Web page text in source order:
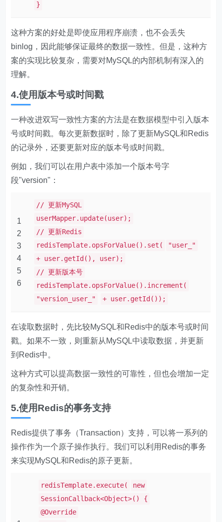
}
这种方案的好处是即使应用程序崩溃，也不会丢失
binlog，因此能够保证最终的数据一致性。但是，这种方
案的实现比较复杂，需要对MySQL的内部机制有深入的
理解。
4.使用版本号或时间戳
一种改进双写一致性方案的方法是在数据模型中引入版本
号或时间戳。每次更新数据时，除了更新MySQL和Redis
的记录外，还要更新对应的版本号或时间戳。
例如，我们可以在用户表中添加一个版本号字
段"version"：
1
2
3
4
5
6
// 更新MySQL
userMapper.update(user);
// 更新Redis
redisTemplate.opsForValue().set(
"user_"
+ user.getId(), user);
// 更新版本号
redisTemplate.opsForValue().increment(
"version_user_"
+ user.getId());
在读取数据时，先比较MySQL和Redis中的版本号或时间
戳。如果不一致，则重新从MySQL中读取数据，并更新
到Redis中。
这种方式可以提高数据一致性的可靠性，但也会增加一定
的复杂性和开销。
5.使用Redis的事务支持
Redis提供了事务（Transaction）支持，可以将一系列的
操作作为一个原子操作执行。我们可以利用Redis的事务
来实现MySQL和Redis的原子更新。
redisTemplate.execute(
new
SessionCallback<Object>() {
@Override